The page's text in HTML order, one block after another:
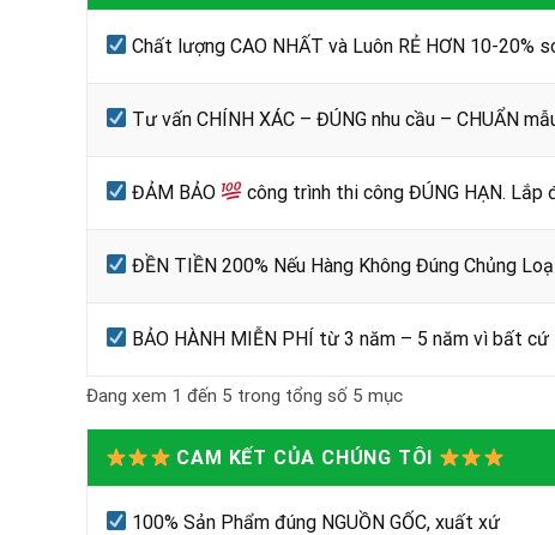
Chất lượng CAO NHẤT và Luôn RẺ HƠN 10-20%
Tư vấn CHÍNH XÁC – ĐÚNG nhu cầu – CHUẨN
ĐẢM BẢO công trình thi công ĐÚNG HẠN. Lắp
ĐỀN TIỀN 200% Nếu Hàng Không Đúng Chủng
BẢO HÀNH MIỄN PHÍ từ 3 năm – 5 năm vì bất
Đang xem 1 đến 5 trong tổng số 5 mục
CAM KẾT CỦA CHÚNG TÔI
100% Sản Phẩm đúng NGUỒN GỐC, xuất xứ